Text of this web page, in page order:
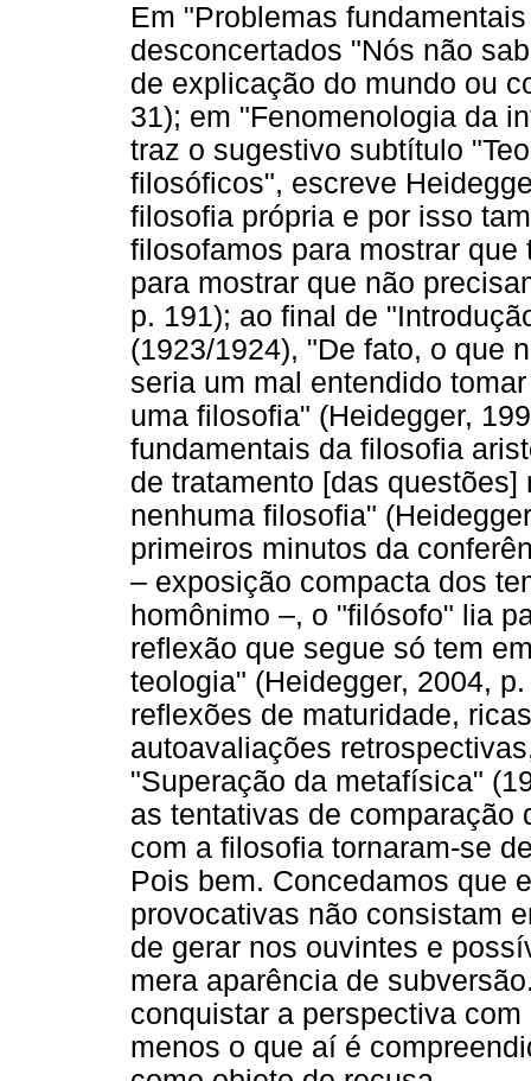
Em "Problemas
desconcertados "Nós não
de explicação do mundo ou
31); em "Fenomenologia da
traz o sugestivo subtítulo
filosóficos", escreve
filosofia própria e por isso
filosofamos para mostrar
para mostrar que não
p. 191); ao final de
(1923/1924), "De fato, o que
seria um mal entendido
uma filosofia" (Heidegger,
fundamentais da filosofia
de tratamento [das
nenhuma filosofia"
primeiros minutos da
– exposição compacta dos
homônimo –, o "filósofo" lia
reflexão que segue só tem
teologia" (Heidegger, 2004,
reflexões de maturidade,
autoavaliações
"Superação da metafísica"
as tentativas de comparação
com a filosofia tornaram-se
Pois bem. Concedamos que
provocativas não consistam
de gerar nos ouvintes e
mera aparência de
conquistar a perspectiva
menos o que aí é